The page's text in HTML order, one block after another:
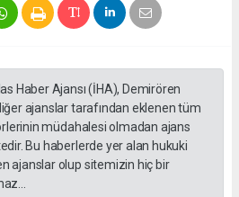
Haber Ajansı (İHA), Demirören
ajanslar tarafından eklenen tüm
müdahalesi olmadan ajans
Bu haberlerde yer alan hukuki
ajanslar olup sitemizin hiç bir